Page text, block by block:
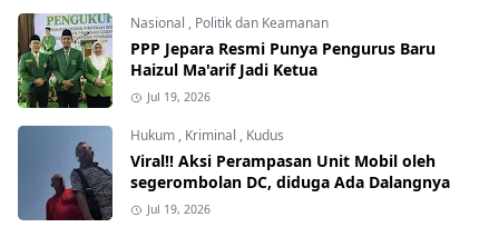
Nasional , Politik dan Keamanan
PPP Jepara Resmi Punya Pengurus Baru
Haizul Ma'arif Jadi Ketua
Jul 19, 2026
Hukum, Kriminal , Kudus
Viral!! Aksi Perampasan Unit Mobil oleh
segerombolan DC, diduga Ada Dalangnya
Jul 19, 2026